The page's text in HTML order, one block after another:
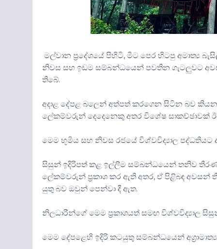
මල්වාන ප්‍රදේශයේ පිහිටි, මීට පෙර හිටපු අමාත්‍ය
නිවස සහ ඉඩම සම්බන්ධයෙන් පවතින ගැටලුවට
තිබේ.
අදාළ දේපළ බලෙන් අත්පත් කරගෙන සිටින බව
ලේකම්වරුන් දෙදෙනෙකු අතර විශේෂ සාකච්ඡාවක්
මෙම භූමිය සහ නිවස රජයේ විශ්වවිද්‍යාල
සිසුන් ඉදිරිපත් කළ ඉල්ලීම සම්බන්ධයෙන් තනිව
ලේකම්වරුන් ප්‍රකාශ කර ඇති අතර, ඒ පිළිබඳ අවසන්
යුතු බව ඔවුන් පෙන්වා දී ඇත.
නිලධාරීන්ගේ මෙම ප්‍රකාශයත් සමඟ විශ්වවිද්‍යාල
මෙම දේපළෙහි ඉදිරි කටයුතු සම්බන්ධයෙන්